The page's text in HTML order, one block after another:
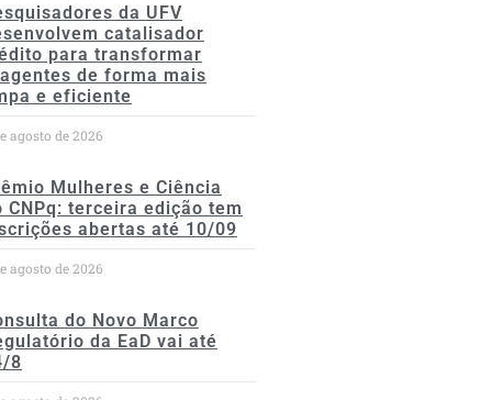
da UFV
catalisador
para transformar
de forma mais
e eficiente
agosto de 2026
Mulheres e Ciência
CNPq: terceira edição tem
abertas até 10/09
agosto de 2026
do Novo Marco
da EaD vai até
8